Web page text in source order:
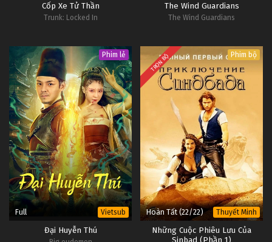
Cốp Xe Tử Thần
Trunk: Locked In
The Wind Guardians
The Wind Guardians
Phim lẻ
Full Vietsub
Đại Huyễn Thú
TRỌN BỘ Phim bộ
Hoàn Tất (22/22) Thuyết Minh
Những Cuộc Phiêu Lưu Của
Sinbad (Phần 1)